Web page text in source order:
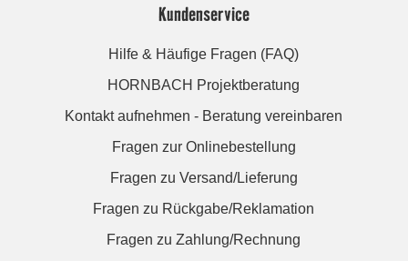
Kundenservice
Hilfe & Häufige Fragen (FAQ)
HORNBACH Projektberatung
Kontakt aufnehmen - Beratung vereinbaren
Fragen zur Onlinebestellung
Fragen zu Versand/Lieferung
Fragen zu Rückgabe/Reklamation
Fragen zu Zahlung/Rechnung